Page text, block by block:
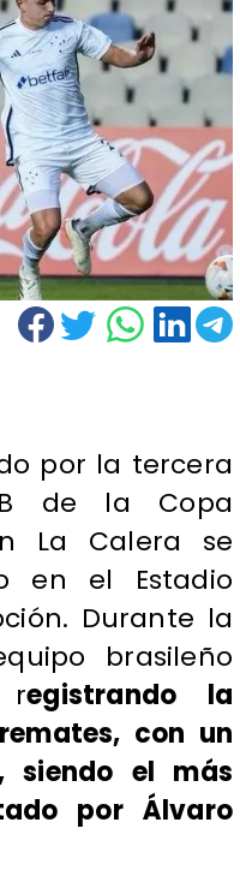
por la tercera
de la Copa
La Calera se
en el Estadio
Durante la
brasileño
registrando la
con un
siendo el más
por Álvaro